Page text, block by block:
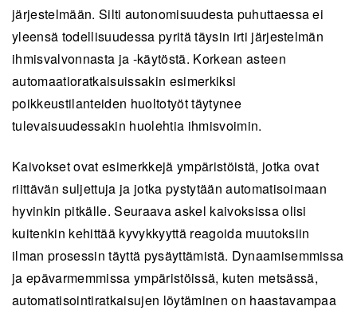
järjestelmään. Silti autonomisuudesta puhuttaessa ei
yleensä todellisuudessa pyritä täysin irti järjestelmän
ihmisvalvonnasta ja -käytöstä. Korkean asteen
automaatioratkaisuissakin esimerkiksi
poikkeustilanteiden huoltotyöt täytynee
tulevaisuudessakin huolehtia ihmisvoimin.
Kaivokset ovat esimerkkejä ympäristöistä, jotka ovat
riittävän suljettuja ja jotka pystytään automatisoimaan
hyvinkin pitkälle. Seuraava askel kaivoksissa olisi
kuitenkin kehittää kyvykkyyttä reagoida muutoksiin
ilman prosessin täyttä pysäyttämistä. Dynaamisemmissa
ja epävarmemmissa ympäristöissä, kuten metsässä,
automatisointiratkaisujen löytäminen on haastavampaa